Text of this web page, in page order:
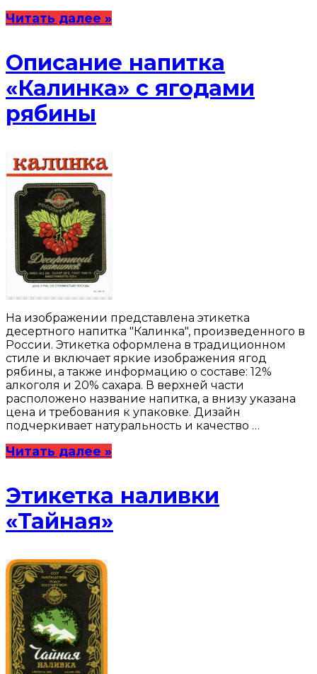
Читать далее »
Описание напитка
«Калинка» с ягодами
рябины
На изображении представлена этикетка
десертного напитка "Калинка", произведенного в
России. Этикетка оформлена в традиционном
стиле и включает яркие изображения ягод
рябины, а также информацию о составе: 12%
алкоголя и 20% сахара. В верхней части
расположено название напитка, а внизу указана
цена и требования к упаковке. Дизайн
подчеркивает натуральность и качество …
Читать далее »
Этикетка наливки
«Тайная»